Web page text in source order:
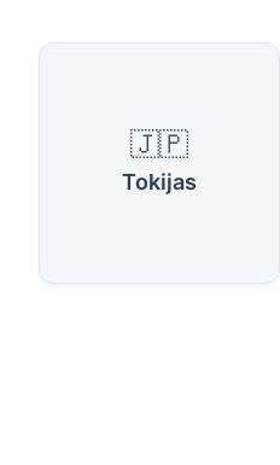
Galimos šalys
🇯🇵
Tokijas